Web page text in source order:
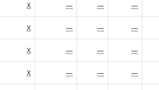
X — — —
X — — —
X — — —
X — — —